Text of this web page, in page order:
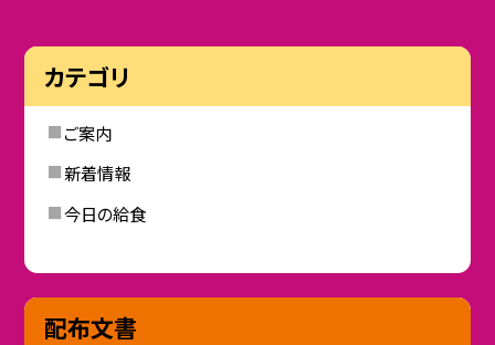
カテゴリ
ご案内
新着情報
今日の給食
配布文書